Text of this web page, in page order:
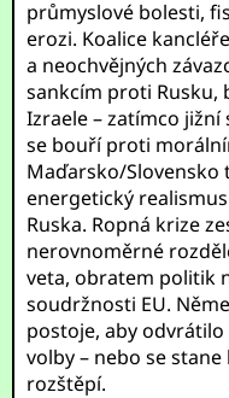
průmyslové bolesti,
erozi. Koalice
a neochvějných
sankcím proti Rusku,
Izraele – zatímco
se bouří proti
Maďarsko/Slovensko
energetický
Ruska. Ropná krize
nerovnoměrné
veta, obratem politik
soudržnosti EU.
postoje, aby
volby – nebo se
rozštěpí.